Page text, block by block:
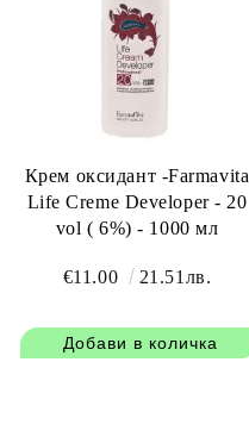
Крем оксидант -Farmavita
Life Creme Developer - 20
vol ( 6%) - 1000 мл
€11.00 21.51лв.